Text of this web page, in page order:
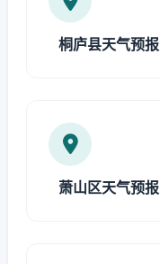
桐庐县天气预报
萧山区天气预报